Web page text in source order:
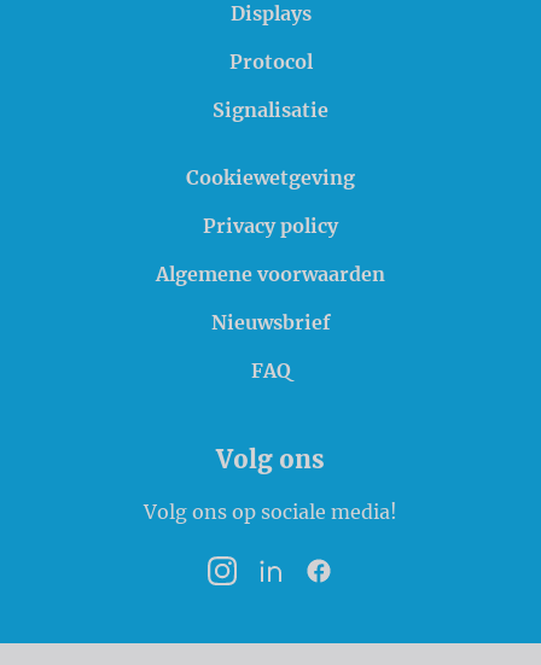
Displays
Protocol
Signalisatie
Cookiewetgeving
Privacy policy
Algemene voorwaarden
Nieuwsbrief
FAQ
Volg ons
Volg ons op sociale media!
InstagramLinkedInFacebook